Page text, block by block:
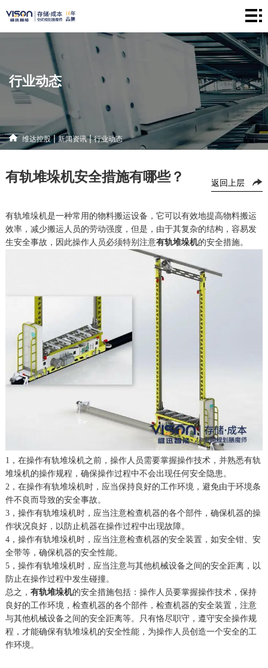
维
心
闻
资
讯
解
决
方
联
系
式
行业动态
维达控股|新闻资讯|行业动态
有轨堆垛机安全措施有哪些？ 返回上层
有轨堆垛机是一种常用的物料搬运设备，它可以有效地提高物料搬运
效率，减少搬运人员的劳动强度，但是，由于其复杂的结构，容易发
生安全事故，因此操作人员必须特别注意有轨堆垛机的安全措施。
1，在操作有轨堆垛机之前，操作人员需要掌握操作技术，并熟悉有轨
堆垛机的操作规程，确保操作过程中不会出现任何安全隐患。
2，在操作有轨堆垛机时，应当保持良好的工作环境，避免由于环境条
件不良而导致的安全事故。
3，操作有轨堆垛机时，应当注意检查机器的各个部件，确保机器的操
作状况良好，以防止机器在操作过程中出现故障。
4，操作有轨堆垛机时，应当注意检查机器的安全装置，如安全钳、安
全带等，确保机器的安全性能。
5，操作有轨堆垛机时，应当注意与其他机械设备之间的安全距离，以
防止在操作过程中发生碰撞。
总之， 有轨堆垛机的安全措施包括：操作人员要掌握操作技术，保持
良好的工作环境，检查机器的各个部件，检查机器的安全装置，注意
与其他机械设备之间的安全距离等。只有恪尽职守，遵守安全操作规
程，才能确保有轨堆垛机的安全性能，为操作人员创造一个安全的工
作环境。